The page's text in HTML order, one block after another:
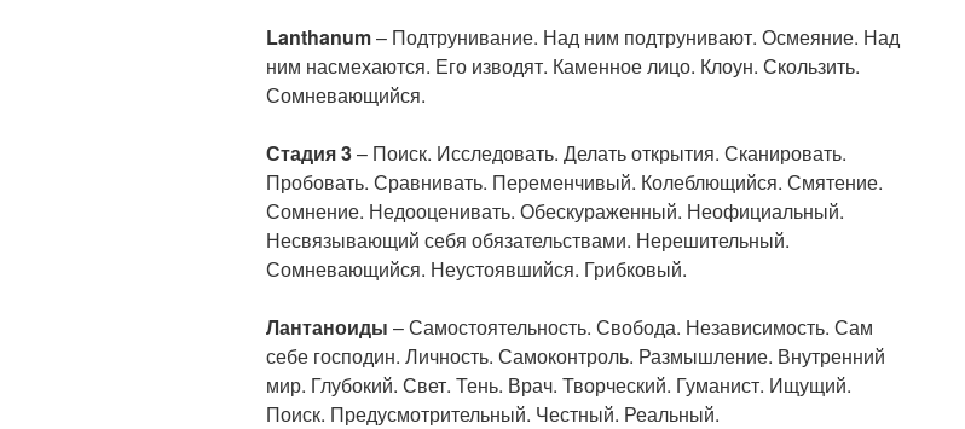
Lanthanum– Подтрунивание. Над ним подтрунивают. Осмеяние. Над
ним насмехаются. Его изводят. Каменное лицо. Клоун. Скользить.
Сомневающийся.
Стадия 3– Поиск. Исследовать. Делать открытия. Сканировать.
Пробовать. Сравнивать. Переменчивый. Колеблющийся. Смятение.
Сомнение. Недооценивать. Обескураженный. Неофициальный.
Несвязывающий себя обязательствами. Нерешительный.
Сомневающийся. Неустоявшийся. Грибковый.
Лантаноиды – Самостоятельность. Свобода. Независимость. Сам
себе господин. Личность. Самоконтроль. Размышление. Внутренний
мир. Глубокий. Свет. Тень. Врач. Творческий. Гуманист. Ищущий.
Поиск. Предусмотрительный. Честный. Реальный.